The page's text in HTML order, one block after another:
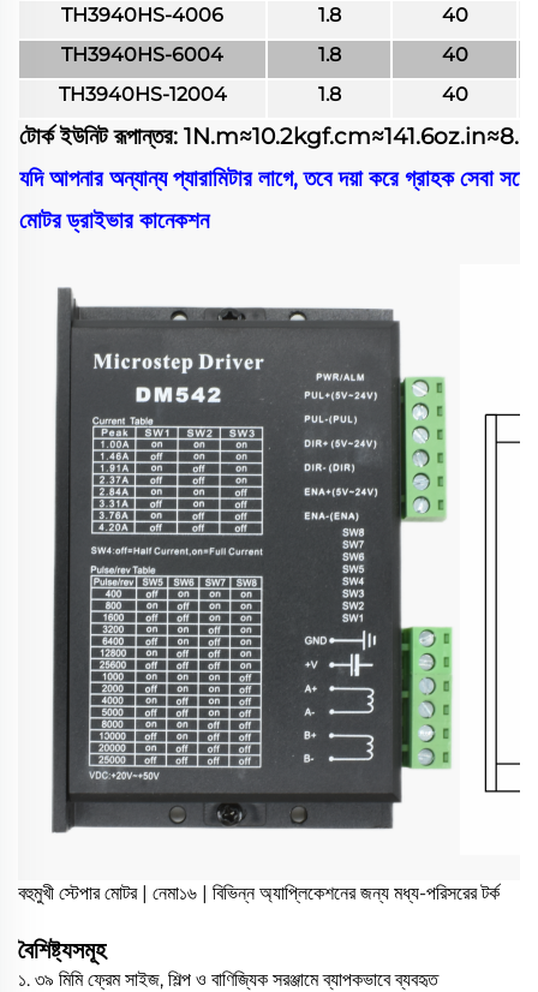
TH3940HS-4006 1.8
40
TH3940HS-6004
1.8
40
TH3940HS-12004
1.8 40
টোর্ক ইউনিট রূপান্তর:
যদি আপনার অন্যান্য প্যারামিটার লাগে, তবে দয়া করে গ্রাহক সেবা
মোটর ড্রাইভার কানেকশন
বহুমুখী স্টেপার মোটর | নেমা১৬ | বিভিন্ন অ্যাপ্লিকেশনের জন্য মধ্য-পরিসরের টর্ক
বৈশিষ্ট্যসমূহ
১. ৩৯ মিমি ফ্রেম সাইজ, শিল্প ও বাণিজ্যিক সরঞ্জামে ব্যাপকভাবে ব্যবহৃত